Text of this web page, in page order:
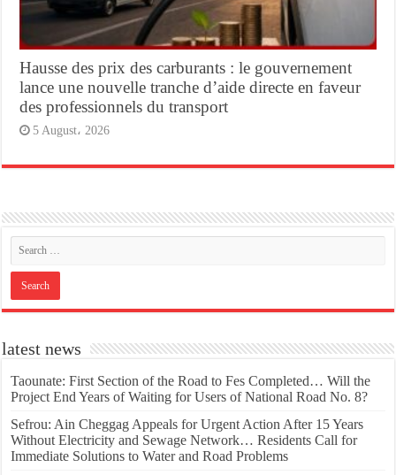
Hausse des prix des carburants : le gouvernement
lance une nouvelle tranche d’aide directe en faveur
des professionnels du transport
5 August، 2026
latest news
Taounate: First Section of the Road to Fes Completed… Will the
Project End Years of Waiting for Users of National Road No. 8?
Sefrou: Ain Cheggag Appeals for Urgent Action After 15 Years
Without Electricity and Sewage Network… Residents Call for
Immediate Solutions to Water and Road Problems